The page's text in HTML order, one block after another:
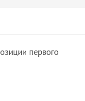
первого